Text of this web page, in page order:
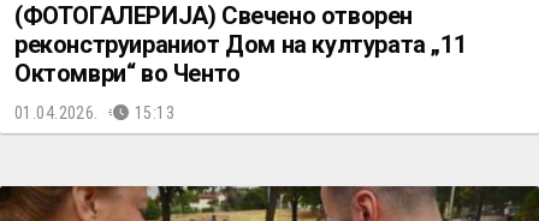
(ФОТОГАЛЕРИЈА) Свечено отворен
реконструираниот Дом на културата „11
Октомври“ во Ченто
01.04.2026. 15:13